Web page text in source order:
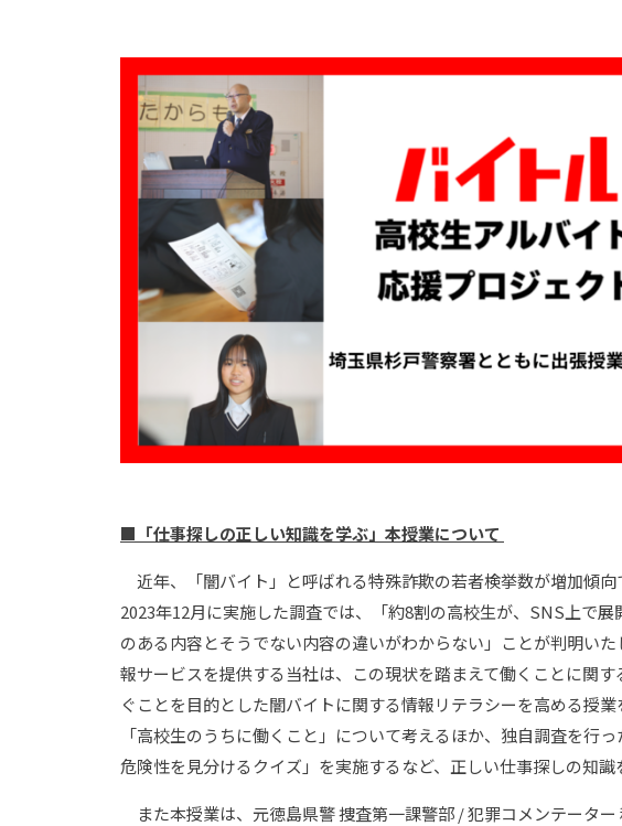
■ 「仕事探しの正しい知識を学ぶ」本授業について
近年、「闇バイト」と呼ばれる特殊詐欺の若者検挙数が増加傾
2023年12月に実施した調査では、「約8割の⾼校⽣が、SNS上で
のある内容とそうでない内容の違いがわからない」ことが判明い
報サービスを提供する当社は、この現状を踏まえて働くことに関
ぐことを目的とした闇バイトに関する情報リテラシーを高める授業
「高校生のうちに働くこと」について考えるほか、独自調査を行
危険性を見分けるクイズ」を実施するなど、正しい仕事探しの知
また本授業は、元徳島県警 捜査第一課警部 / 犯罪コメンテータ